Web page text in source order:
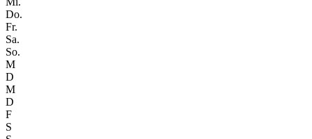
Do.
Fr.
Sa.
So.
M
D
M
D
F
S